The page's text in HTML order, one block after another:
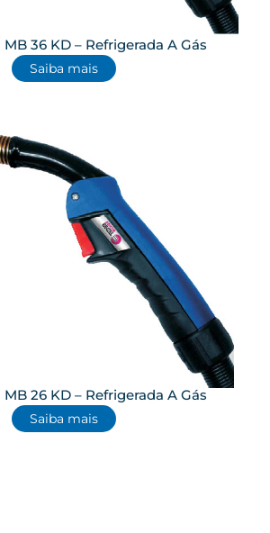
36 KD – Refrigerada A Gás
Saiba mais
26 KD – Refrigerada A Gás
Saiba mais